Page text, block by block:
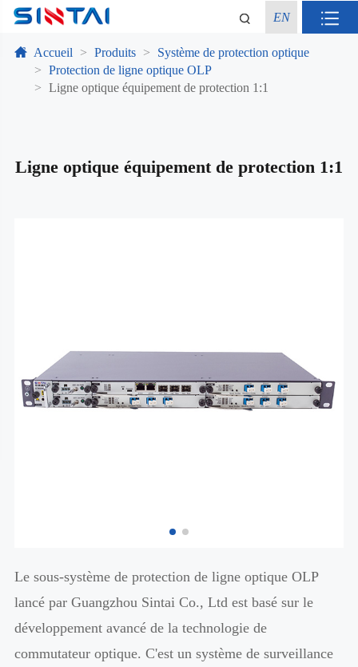
EN
Accueil Produits
Système de protection optique
Protection de ligne optique OLP
Ligne optique équipement de protection 1:1
Ligne optique équipement de protection 1:1
Le sous-système de protection de ligne optique OLP
lancé par Guangzhou Sintai Co., Ltd est basé sur le
développement avancé de la technologie de
commutateur optique. C'est un système de surveillance